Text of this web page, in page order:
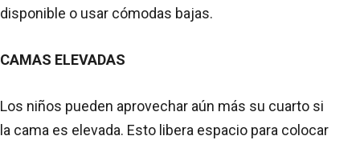
disponible o usar cómodas bajas.
CAMAS ELEVADAS
Los niños pueden aprovechar aún más su cuarto si
la cama es elevada. Esto libera espacio para colocar